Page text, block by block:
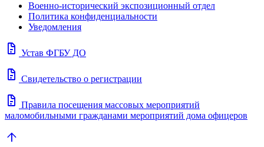
Военно-исторический экспозиционный отдел
Политика конфиденциальности
Уведомления
docs Устав ФГБУ ДО
docs Свидетельство о регистрации
docs Правила посещения массовых мероприятий
маломобильными гражданами мероприятий дома офицеров
arrow_upward